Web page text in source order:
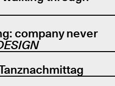
company never